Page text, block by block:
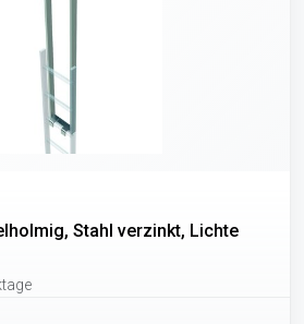
Stahl verzinkt, Lichte